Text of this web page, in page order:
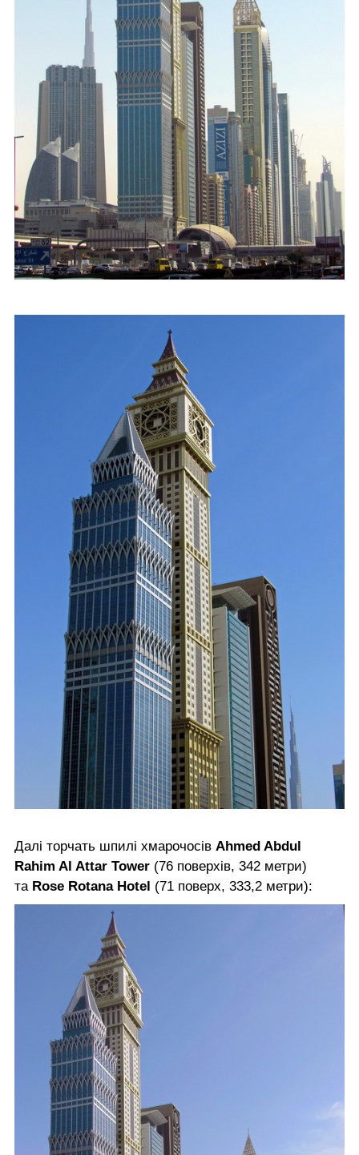
Далі торчать шпилі хмарочосів Ahmed Abdul
Rahim Al Attar Tower (76 поверхів, 342 метри)
та Rose Rotana Hotel (71 поверх, 333,2 метри):